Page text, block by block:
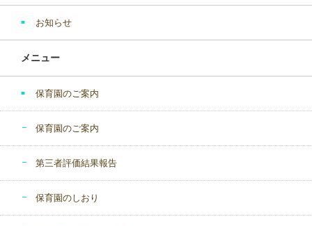
お知らせ
メニュー
保育園のご案内
保育園のご案内
第三者評価結果報告
保育園のしおり